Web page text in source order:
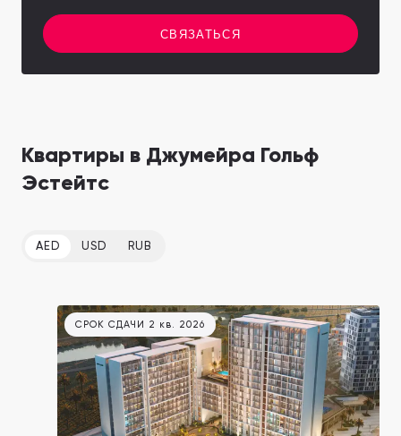
СВЯЗАТЬСЯ
Квартиры в Джумейра Гольф
Эстейтс
AED USD RUB
СРОК СДАЧИ 2 кв. 2026